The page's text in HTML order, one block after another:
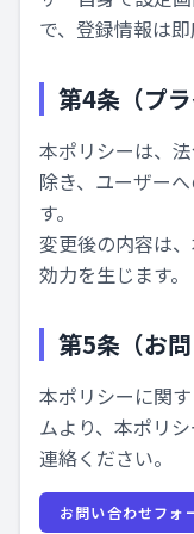
で、登録情報は即
第4条（プ
本ポリシーは、
除き、ユーザー
す。
変更後の内容は
効力を生じます。
第5条（お問
本ポリシーに関
ムより、本ポリ
連絡ください。
お問い合わせフォ